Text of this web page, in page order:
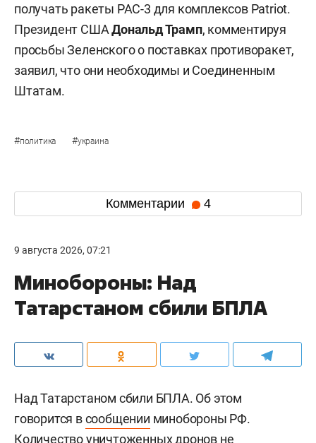
получать ракеты PAC-3 для комплексов Patriot.
Президент СШАДональд Трамп, комментируя
просьбы Зеленского о поставках противоракет,
заявил, что они необходимы и Соединенным
Штатам.
#политика #украина
Комментарии 4
9 августа 2026, 07:21
Минобороны: Над
Татарстаном сбили БПЛА
Над Татарстаном сбили БПЛА. Об этом
говорится всообщении минобороны РФ.
Количество уничтоженных дронов не